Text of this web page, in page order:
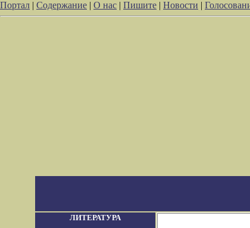
Портал | Содержание | О нас | Пишите | Новости |
ЛИТЕРАТУРА